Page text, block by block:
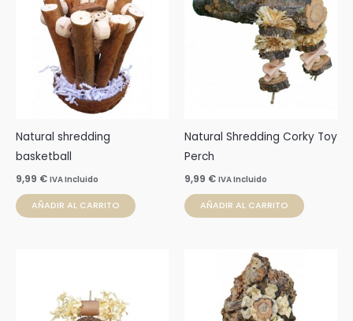
Natural shredding
basketball
9,99 € IVA Incluido
AÑADIR AL CARRITO
Natural Shredding Corky Toy
Perch
9,99 € IVA Incluido
AÑADIR AL CARRITO